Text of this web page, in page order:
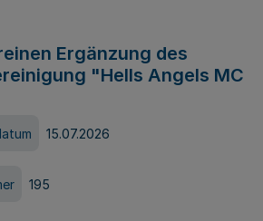
Ergänzung des
"Hells Angels MC
15.07.2026
195